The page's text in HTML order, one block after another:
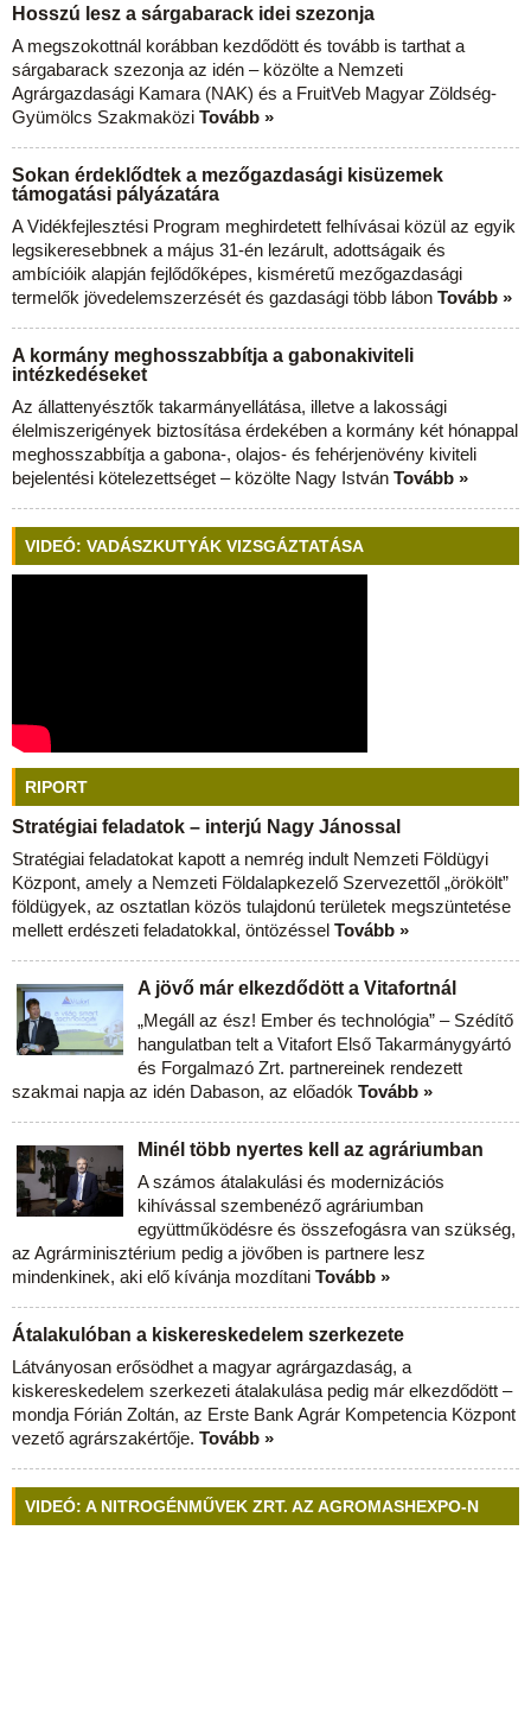
Hosszú lesz a sárgabarack idei szezonja
A megszokottnál korábban kezdődött és tovább is tarthat a
sárgabarack szezonja az idén – közölte a Nemzeti
Agrárgazdasági Kamara (NAK) és a FruitVeb Magyar Zöldség-
Gyümölcs Szakmaközi Tovább »
Sokan érdeklődtek a mezőgazdasági kisüzemek
támogatási pályázatára
A Vidékfejlesztési Program meghirdetett felhívásai közül az egyik
legsikeresebbnek a május 31-én lezárult, adottságaik és
ambícióik alapján fejlődőképes, kisméretű mezőgazdasági
termelők jövedelemszerzését és gazdasági több lábon Tovább »
A kormány meghosszabbítja a gabonakiviteli
intézkedéseket
Az állattenyésztők takarmányellátása, illetve a lakossági
élelmiszerigények biztosítása érdekében a kormány két hónappal
meghosszabbítja a gabona-, olajos- és fehérjenövény kiviteli
bejelentési kötelezettséget – közölte Nagy István Tovább »
VIDEÓ: VADÁSZKUTYÁK VIZSGÁZTATÁSA
RIPORT
Stratégiai feladatok – interjú Nagy Jánossal
Stratégiai feladatokat kapott a nemrég indult Nemzeti Földügyi
Központ, amely a Nemzeti Földalapkezelő Szervezettől „örökölt”
földügyek, az osztatlan közös tulajdonú területek megszüntetése
mellett erdészeti feladatokkal, öntözéssel Tovább »
A jövő már elkezdődött a Vitafortnál
„Megáll az ész! Ember és technológia” – Szédítő
hangulatban telt a Vitafort Első Takarmánygyártó
és Forgalmazó Zrt. partnereinek rendezett
szakmai napja az idén Dabason, az előadók Tovább »
Minél több nyertes kell az agráriumban
A számos átalakulási és modernizációs
kihívással szembenéző agráriumban
együttműködésre és összefogásra van szükség,
az Agrárminisztérium pedig a jövőben is partnere lesz
mindenkinek, aki elő kívánja mozdítani Tovább »
Átalakulóban a kiskereskedelem szerkezete
Látványosan erősödhet a magyar agrárgazdaság, a
kiskereskedelem szerkezeti átalakulása pedig már elkezdődött –
mondja Fórián Zoltán, az Erste Bank Agrár Kompetencia Központ
vezető agrárszakértője. Tovább »
VIDEÓ: A NITROGÉNMŰVEK ZRT. AZ AGROMASHEXPO-N